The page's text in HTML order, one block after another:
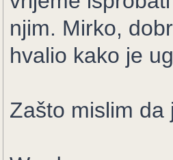
njim. Mirko,
hvalio kako je
Zašto mislim da